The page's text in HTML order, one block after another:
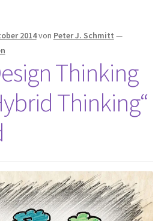
2014von Peter J. Schmitt —
Thinking
Thinking“